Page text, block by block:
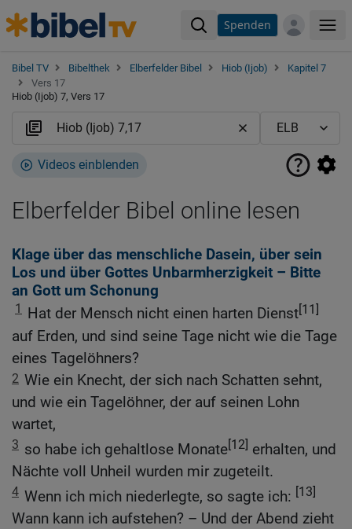
Spenden
Bibel TV Bibelthek Elberfelder Bibel Hiob (Ijob)
Kapitel 7
Vers 17
Hiob (Ijob) 7, Vers 17
Videos einblenden
Elberfelder Bibel online lesen
Klage über das menschliche Dasein, über sein
Los und über Gottes Unbarmherzigkeit – Bitte
an Gott um Schonung
1 Hat der Mensch nicht einen harten Dienst[11]
auf Erden, und sind seine Tage nicht wie die Tage
eines Tagelöhners?
2 Wie ein Knecht, der sich nach Schatten sehnt,
und wie ein Tagelöhner, der auf seinen Lohn
wartet,
3 so habe ich gehaltlose Monate[12] erhalten, und
Nächte voll Unheil wurden mir zugeteilt.
4 Wenn ich mich niederlegte, so sagte ich: [13]
Wann kann ich aufstehen? – Und der Abend zieht